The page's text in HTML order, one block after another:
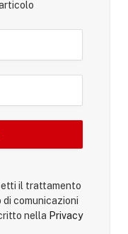
il trattamento
di comunicazioni
nella Privacy